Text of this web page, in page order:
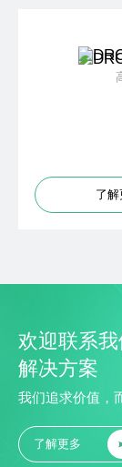
了解
欢迎联系
解决方案
我们追求价值，
了解更多